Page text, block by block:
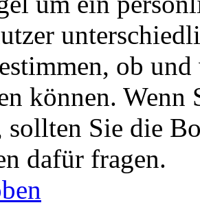
ob
können. Wenn
sollten Sie die
dafür fragen.